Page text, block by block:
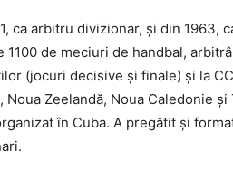
ca arbitru divizionar, şi din 1963,
1100 de meciuri de handbal,
(jocuri decisive şi finale) şi la
Noua Zeelandă, Noua Caledonie
în Cuba. A pregătit şi